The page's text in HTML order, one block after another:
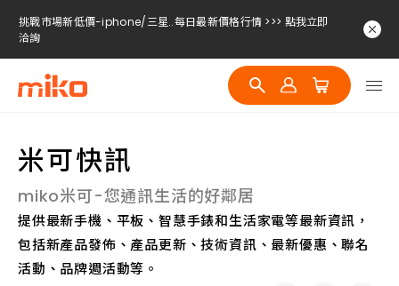
挑戰市場新低價-iphone/三星..每日最新價格行情 >>> 點我立即
洽詢
挑戰市場新低價-iphone/三星..每日最新價格行情 >>> 點我立即
洽詢
挑戰市場新低價-iphone/三星..每日最新價格行情 >>> 點我立即
挑戰市場新低價-iphone/三星..每日最新價格行情 >>> 點我立即
洽詢
米可快訊
miko米可-您通訊生活的好鄰居
提供最新手機、平板、智慧手錶和生活家電等最新資訊，
包括新產品發佈、產品更新、技術資訊、最新優惠、聯名
活動、品牌週活動等。